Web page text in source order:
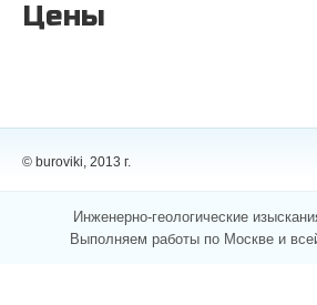
Цены
© buroviki, 2013 г.
Инженерно-геологические
Выполняем работы по Москве и